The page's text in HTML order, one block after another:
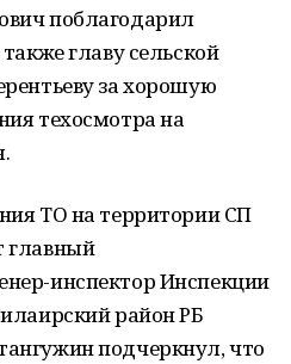
поблагодарил
главу сельской
за хорошую
техосмотра на
ТО на территории СП
главный
инспектор Инспекции
район РБ
подчеркнул, что